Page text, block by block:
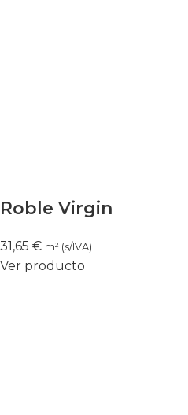
Roble Virgin
31,65 € m² (s/IVA)
Ver producto